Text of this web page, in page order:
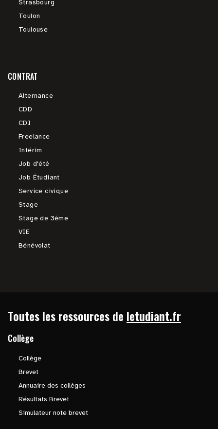
Strasbourg
Toulon
Toulouse
CONTRAT
Alternance
CDD
CDI
Freelance
Intérim
Job d'été
Job Étudiant
Service civique
Stage
Stage de 3ème
VIE
Bénévolat
Toutes les ressources de letudiant.fr
Collège
Collège
Brevet
Annuaire des collèges
Résultats Brevet
Simulateur note brevet